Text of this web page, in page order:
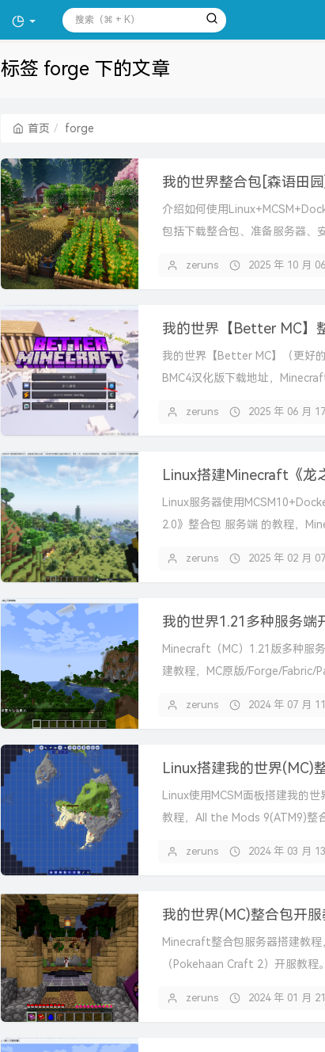
标签 forge 下的文章
首页 forge
介绍如何使用
包括下载整合包、准备服务器、
zeruns 2025 年 10 月
我的世界【Better MC】（更好
BMC4汉化版下载地址，
zeruns 2025 年 06 月
Linux服务器使用
2.0》整合包 服务端 的教程，
zeruns 2025 年 02 月
Minecraft（MC）1.21版多种服
建教程，MC原版/Forge/Fabric/
zeruns 2024 年 07 月
Linux使用MCSM面板搭建我的
教程，All the Mods 9(ATM9)整
zeruns 2024 年 03 月
Minecraft整合包服务器搭建教
（Pokehaan Craft 2）开服教程。
zeruns 2024 年 01 月